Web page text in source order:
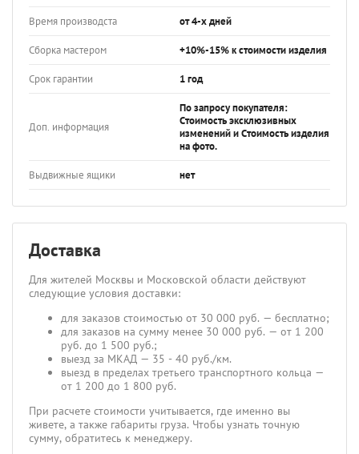
Время производста от 4-х дней
Сборка мастером +10%-15% к стоимости изделия
Срок гарантии 1 год
Доп. информация
По запросу покупателя:
Стоимость эксклюзивных
изменений и Стоимость изделия
на фото.
Выдвижные ящики нет
Доставка
Для жителей Москвы и Московской области действуют
следующие условия доставки:
для заказов стоимостью от 30 000 руб. — бесплатно;
для заказов на сумму менее 30 000 руб. — от 1 200
руб. до 1 500 руб.;
выезд за МКАД — 35 - 40 руб./км.
выезд в пределах третьего транспортного кольца —
от 1 200 до 1 800 руб.
При расчете стоимости учитывается, где именно вы
живете, а также габариты груза. Чтобы узнать точную
сумму, обратитесь к менеджеру.